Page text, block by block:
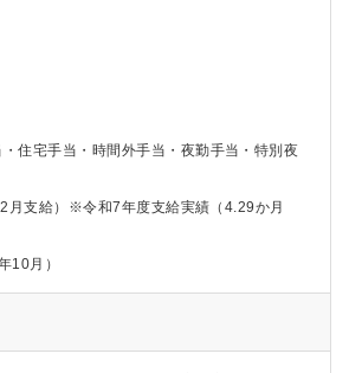
住宅手当・時間外手当・夜勤手当・特別夜
月支給）※令和7年度支給実績（4.29か月
10月）